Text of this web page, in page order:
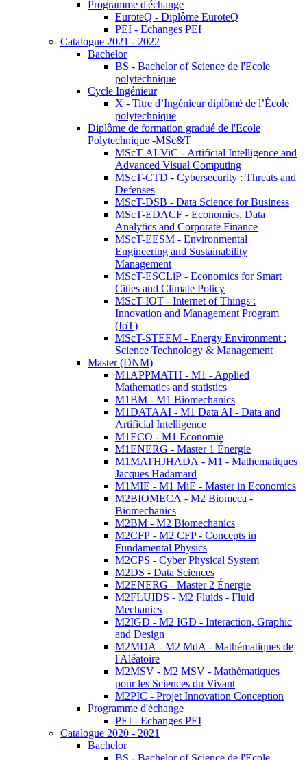
Programme d'échange
EuroteQ - Diplôme EuroteQ
PEI - Echanges PEI
Catalogue 2021 - 2022
Bachelor
BS - Bachelor of Science de l'Ecole
polytechnique
Cycle Ingénieur
X - Titre d’Ingénieur diplômé de l’École
polytechnique
Diplôme de formation gradué de l'Ecole
Polytechnique -MSc&T
MScT-AI-ViC - Artificial Intelligence and
Advanced Visual Computing
MScT-CTD - Cybersecurity : Threats and
Defenses
MScT-DSB - Data Science for Business
MScT-EDACF - Economics, Data
Analytics and Corporate Finance
MScT-EESM - Environmental
Engineering and Sustainability
Management
MScT-ESCLiP - Economics for Smart
Cities and Climate Policy
MScT-IOT - Internet of Things :
Innovation and Management Program
(IoT)
MScT-STEEM - Energy Environment :
Science Technology & Management
Master (DNM)
M1APPMATH - M1 - Applied
Mathematics and statistics
M1BM - M1 Biomechanics
M1DATAAI - M1 Data AI - Data and
Artificial Intelligence
M1ECO - M1 Economie
M1ENERG - Master 1 Énergie
M1MATHJHADA - M1 - Mathematiques
Jacques Hadamard
M1MIE - M1 MiE - Master in Economics
M2BIOMECA - M2 Biomeca -
Biomechanics
M2BM - M2 Biomechanics
M2CFP - M2 CFP - Concepts in
Fundamental Physics
M2CPS - Cyber Physical System
M2DS - Data Sciences
M2ENERG - Master 2 Énergie
M2FLUIDS - M2 Fluids - Fluid
Mechanics
M2IGD - M2 IGD - Interaction, Graphic
and Design
M2MDA - M2 MdA - Mathématiques de
l'Aléatoire
M2MSV - M2 MSV - Mathématiques
pour les Sciences du Vivant
M2PIC - Projet Innovation Conception
Programme d'échange
PEI - Echanges PEI
Catalogue 2020 - 2021
Bachelor
BS - Bachelor of Science de l'Ecole